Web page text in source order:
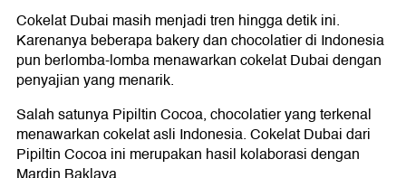
Cokelat Dubai masih menjadi tren hingga detik ini.
Karenanya beberapa bakery dan chocolatier di Indonesia
pun berlomba-lomba menawarkan cokelat Dubai dengan
penyajian yang menarik.
Salah satunya Pipiltin Cocoa, chocolatier yang terkenal
menawarkan cokelat asli Indonesia. Cokelat Dubai dari
Pipiltin Cocoa ini merupakan hasil kolaborasi dengan